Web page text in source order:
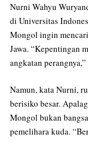
Nurni Wahyu
di Universitas
Mongol ingin
Jawa. “Kepentingan
angkatan
Namun, kata Nurni,
berisiko besar.
Mongol bukan
pemelihara kuda.